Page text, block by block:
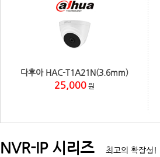
다후아 HAC-T1A21N(3.6mm)
25,000 원
NVR-IP 시리즈 최고의 확장성!